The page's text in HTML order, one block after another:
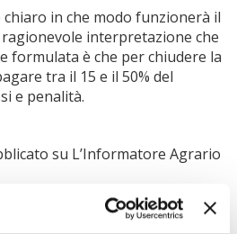
in che modo funzionerà il
interpretazione che
formulata è che per chiudere la
tra il 15 e il 50% del
e penalità.
su L’Informatore Agrario